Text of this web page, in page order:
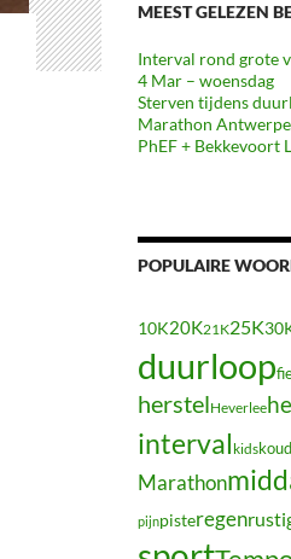
MEEST GELEZEN
Interval rond grote
4 Mar – woensdag
Sterven tijdens
Marathon
PhEF + Bekkevoort
POPULAIRE
10K20K21K25K
duurloop
herstelHeverlee
interval kidskoud
Marathon
pijnpisteregen